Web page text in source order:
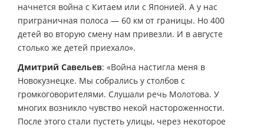
начнется война с Китаем или с Японией. А у нас
приграничная полоса — 60 км от границы. Но 400
детей во вторую смену нам привезли. И в августе
столько же детей приехало».
Дмитрий Савельев: «Война настигла меня в
Новокузнецке. Мы собрались у столбов с
громкоговорителями. Слушали речь Молотова. У
многих возникло чувство некой настороженности.
После этого стали пустеть улицы, через некоторое